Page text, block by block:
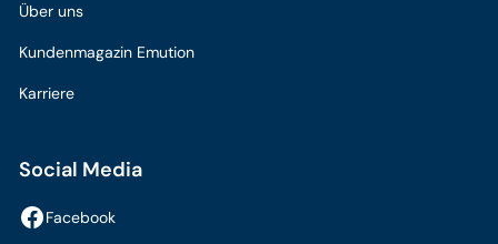
Über uns
Kundenmagazin Emution
Karriere
Social Media
Facebook